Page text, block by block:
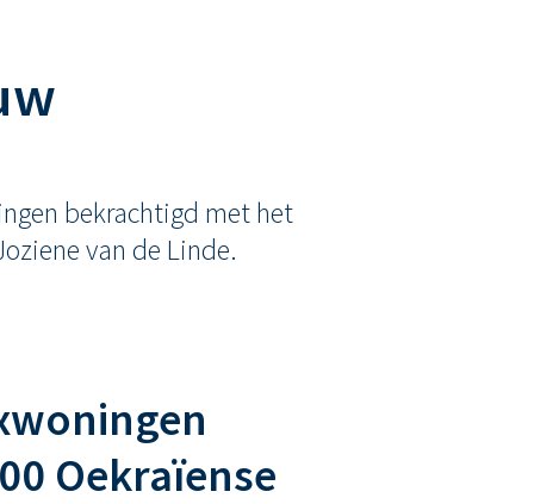
bekrachtigd met het
van de Linde.
Oekraïense